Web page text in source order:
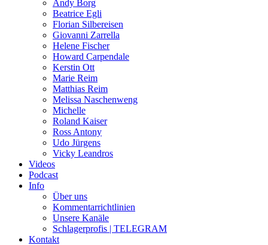
Andy Borg
Beatrice Egli
Florian Silbereisen
Giovanni Zarrella
Helene Fischer
Howard Carpendale
Kerstin Ott
Marie Reim
Matthias Reim
Melissa Naschenweng
Michelle
Roland Kaiser
Ross Antony
Udo Jürgens
Vicky Leandros
Videos
Podcast
Info
Über uns
Kommentarrichtlinien
Unsere Kanäle
Schlagerprofis | TELEGRAM
Kontakt